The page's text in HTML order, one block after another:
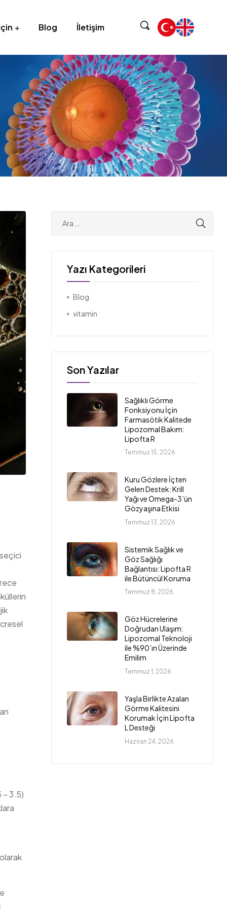
Blog İletişim
– 3.5)
Yazı Kategorileri
Blog
vitamin
Son Yazılar
Sağlıklı Görme
Fonksiyonu İçin
Farmasötik Kalitede
Lipozomal Bakım:
Lipofta R
Temmuz 15, 2026
Kuru Gözlere İçten
Gelen Destek: Krill
Yağı ve Omega-3’ün
Gözyaşına Etkisi
Temmuz 13, 2026
Sistemik Sağlık ve
Göz Sağlığı
Bağlantısı: Lipofta R
ile Bütüncül Koruma
Temmuz 8, 2026
Göz Hücrelerine
Doğrudan Ulaşım:
Lipozomal Teknoloji
ile %90’ın Üzerinde
Emilim
Temmuz 1, 2026
Yaşla Birlikte Azalan
Görme Kalitesini
Korumak İçin Lipofta
L Desteği
Haziran 24, 2026